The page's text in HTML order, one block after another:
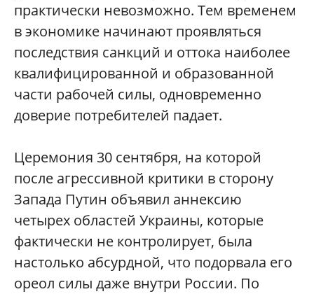
практически невозможно. Тем временем
в экономике начинают проявляться
последствия санкций и оттока наиболее
квалифицированной и образованной
части рабочей силы, одновременно
доверие потребителей падает.
Церемония 30 сентября, на которой
после агрессивной критики в сторону
Запада Путин объявил аннексию
четырех областей Украины, которые
фактически не контролирует, была
настолько абсурдной, что подорвала его
ореол силы даже внутри России. По